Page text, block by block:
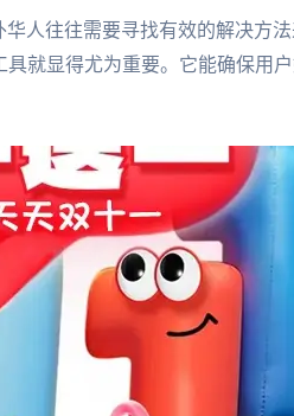
华人往往需要寻找有效的解决方
就显得尤为重要。它能确保用